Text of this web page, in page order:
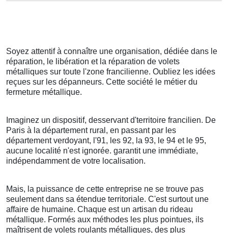
Soyez attentif à connaître une organisation, dédiée dans le
réparation, le libération et la réparation de volets
métalliques sur toute l'zone francilienne. Oubliez les idées
reçues sur les dépanneurs. Cette société le métier du
fermeture métallique.
Imaginez un dispositif, desservant d'territoire francilien. De
Paris à la département rural, en passant par les
département verdoyant, l'91, les 92, la 93, le 94 et le 95,
aucune localité n'est ignorée. garantit une immédiate,
indépendamment de votre localisation.
Mais, la puissance de cette entreprise ne se trouve pas
seulement dans sa étendue territoriale. C'est surtout une
affaire de humaine. Chaque est un artisan du rideau
métallique. Formés aux méthodes les plus pointues, ils
maîtrisent de volets roulants métalliques, des plus